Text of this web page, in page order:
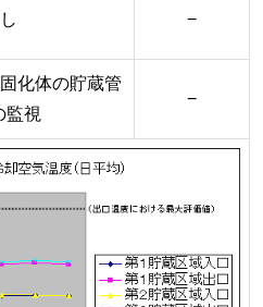
−
化体の貯蔵管
監視
−